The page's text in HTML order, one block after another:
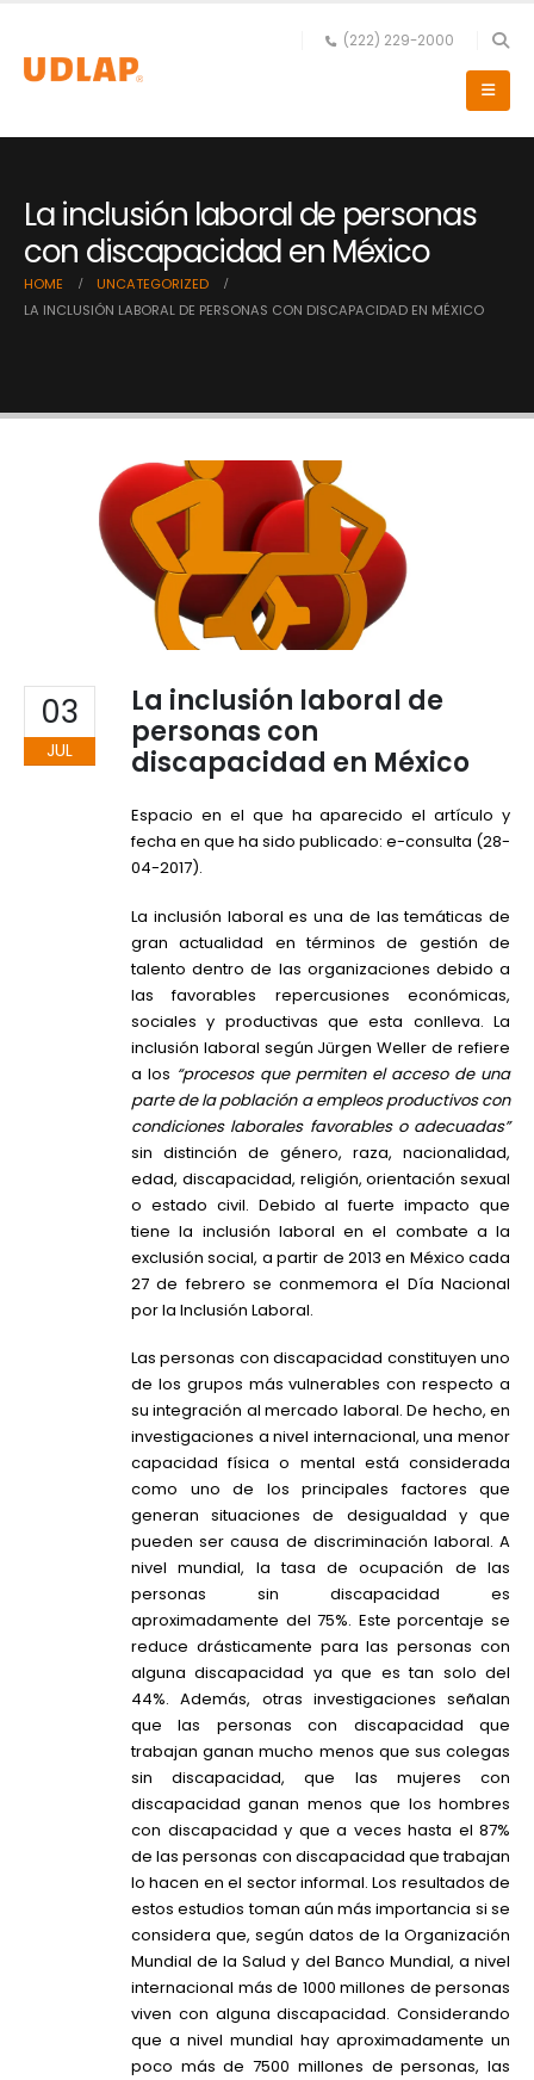
(222) 229-2000
La inclusión laboral de personas
con discapacidad en México
HOME
UNCATEGORIZED
LA INCLUSIÓN LABORAL DE PERSONAS CON DISCAPACIDAD EN MÉXICO
03
JUL
La inclusión laboral de
personas con
discapacidad en México
Espacio en el que ha aparecido el artículo y
fecha en que ha sido publicado: e-consulta (28-
04-2017).
La inclusión laboral es una de las temáticas de
gran actualidad en términos de gestión de
talento dentro de las organizaciones debido a
las favorables repercusiones económicas,
sociales y productivas que esta conlleva. La
inclusión laboral según Jürgen Weller de refiere
a los “procesos que permiten el acceso de una
parte de la población a empleos productivos con
condiciones laborales favorables o adecuadas”
sin distinción de género, raza, nacionalidad,
edad, discapacidad, religión, orientación sexual
o estado civil. Debido al fuerte impacto que
tiene la inclusión laboral en el combate a la
exclusión social, a partir de 2013 en México cada
27 de febrero se conmemora el Día Nacional
por la Inclusión Laboral.
Las personas con discapacidad constituyen uno
de los grupos más vulnerables con respecto a
su integración al mercado laboral. De hecho, en
investigaciones a nivel internacional, una menor
capacidad física o mental está considerada
como uno de los principales factores que
generan situaciones de desigualdad y que
pueden ser causa de discriminación laboral. A
nivel mundial, la tasa de ocupación de las
personas sin discapacidad es
aproximadamente del 75%. Este porcentaje se
reduce drásticamente para las personas con
alguna discapacidad ya que es tan solo del
44%. Además, otras investigaciones señalan
que las personas con discapacidad que
trabajan ganan mucho menos que sus colegas
sin discapacidad, que las mujeres con
discapacidad ganan menos que los hombres
con discapacidad y que a veces hasta el 87%
de las personas con discapacidad que trabajan
lo hacen en el sector informal. Los resultados de
estos estudios toman aún más importancia si se
considera que, según datos de la Organización
Mundial de la Salud y del Banco Mundial, a nivel
internacional más de 1000 millones de personas
viven con alguna discapacidad. Considerando
que a nivel mundial hay aproximadamente un
poco más de 7500 millones de personas, las